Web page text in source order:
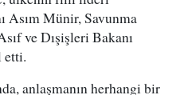
Asım Münir, Savunma
ve Dışişleri Bakanı
etti.
anlaşmanın herhangi bir